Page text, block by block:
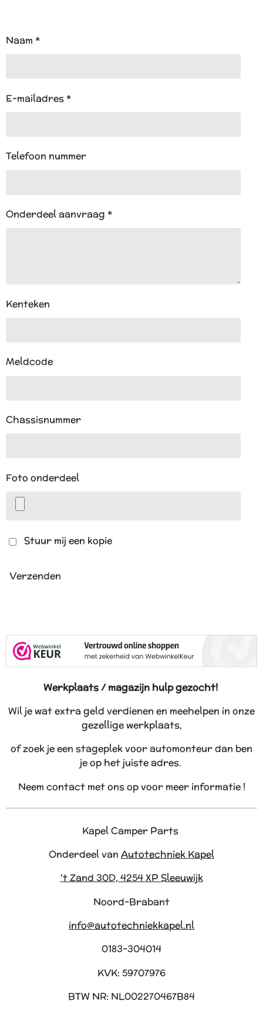
Naam *
E-mailadres *
Telefoon nummer
Onderdeel aanvraag *
Kenteken
Meldcode
Chassisnummer
Foto onderdeel
Stuur mij een kopie
Verzenden
Werkplaats / magazijn hulp gezocht!
Wil je wat extra geld verdienen en meehelpen in onze
gezellige werkplaats,
of zoek je een stageplek voor automonteur dan ben
je op het juiste adres.
Neem contact met ons op voor meer informatie !
Kapel Camper Parts
Onderdeel van Autotechniek Kapel
't Zand 30D, 4254 XP Sleeuwijk
Noord-Brabant
info@autotechniekkapel.nl
0183-304014
KVK: 59707976
BTW NR: NL002270467B84